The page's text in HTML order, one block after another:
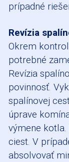
prípadné
Revízia
Okrem
potrebné
Revízia
povinnosť.
spalínovej
úprave
výmene
ciest. V
absolvovať